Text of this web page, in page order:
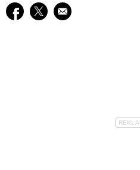
Udostępnij na facebook
Udostępnij na twitter
E-mail do